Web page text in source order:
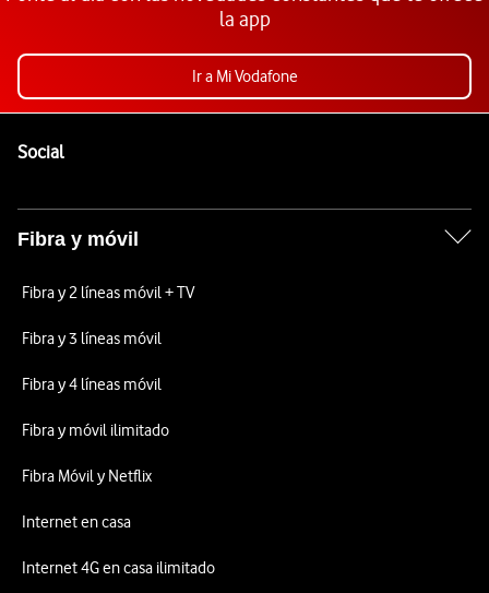
la app
Ir a Mi Vodafone
SocialEnlaces a las redes sociales de Vodafone
Fibra y móvil
Fibra y 2 líneas móvil + TV
Fibra y 3 líneas móvil
Fibra y 4 líneas móvil
Fibra y móvil ilimitado
Fibra Móvil y Netflix
Internet en casa
Internet 4G en casa ilimitado